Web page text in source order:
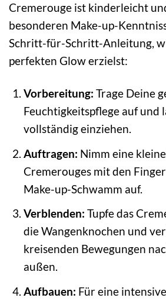
Cremerouge ist kinderleicht
besonderen Make-up-
Schritt-für-Schritt-Anleitung,
perfekten Glow erzielst:
Vorbereitung: Trage Deine
Feuchtigkeitspflege auf und
vollständig einziehen.
Auftragen: Nimm eine
Cremerouges mit den
Make-up-Schwamm auf.
Verblenden: Tupfe das
die Wangenknochen und
kreisenden Bewegungen
außen.
Aufbauen: Für eine